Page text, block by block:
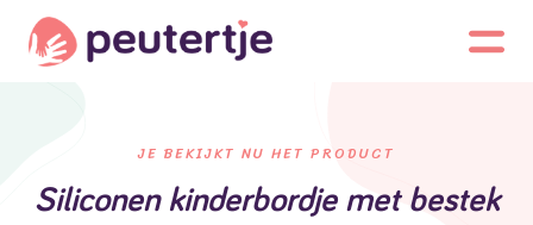
JE BEKIJKT NU HET PRODUCT
Siliconen kinderbordje met bestek